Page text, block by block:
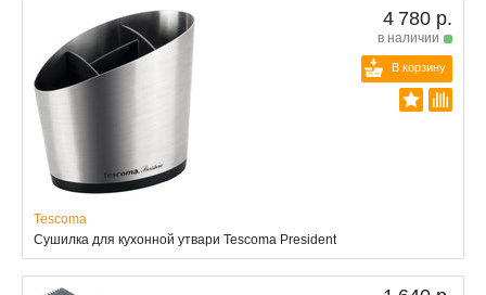
4 780 р.
в наличии
В корзину
Tescoma
Сушилка для кухонной утвари Tescoma President